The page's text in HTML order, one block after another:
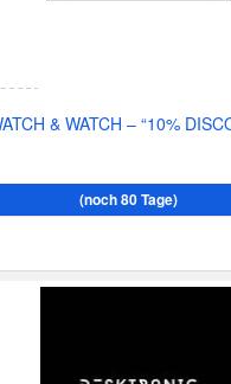
& WATCH – “10%
(noch 80 Tage)